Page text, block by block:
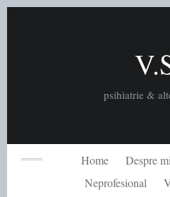
psihiatrie &
Home Despre
Neprofesional